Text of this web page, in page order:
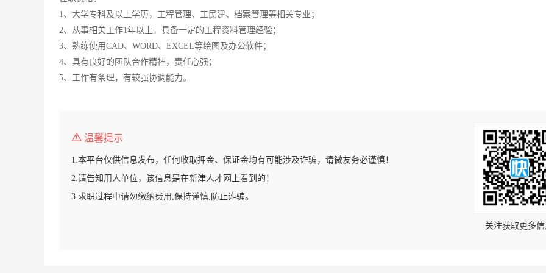
1、大学专科及以上学历，工程管理、工民建、档案管理等相关专业；
2、从事相关工作1年以上，具备一定的工程资料管理经验；
3、熟练使用CAD、WORD、EXCEL等绘图及办公软件；
4、具有良好的团队合作精神，责任心强；
5、工作有条理，有较强协调能力。
温馨提示
1.本平台仅供信息发布，任何收取押金、保证金均有可能涉及诈骗，请微友务必谨慎！
2.请告知用人单位，该信息是在新津人才网上看到的！
3.求职过程中请勿缴纳费用,保持谨慎,防止诈骗。
关注获取更多